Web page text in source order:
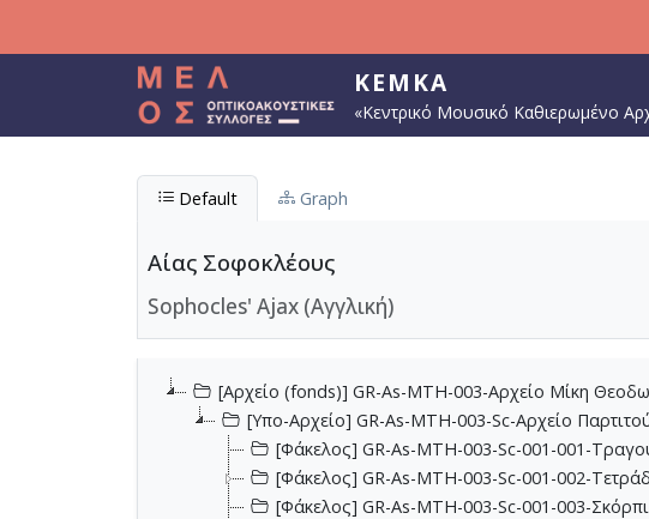
ΚΕΜΚΑ
«Κεντρικό Μουσικό Καθιερωμένο
Default Graph
Αίας Σοφοκλέους
Sophocles' Ajax (Αγγλική)
[Αρχείο (fonds)] GR-As-MTH-003-Αρχείο Μίκη
[Υπο-Αρχείο] GR-As-MTH-003-Sc-Αρχείο
[Φάκελος] GR-As-MTH-003-Sc-001-001-
[Φάκελος] GR-As-MTH-003-Sc-001-002-
[Φάκελος] GR-As-MTH-003-Sc-001-003-